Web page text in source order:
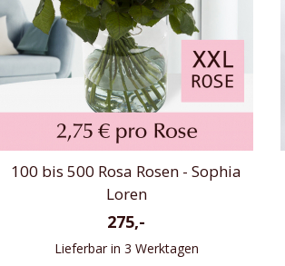
100 bis 500 Rosa Rosen - Sophia
Loren
275,-
Lieferbar in 3 Werktagen